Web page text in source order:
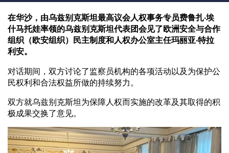
在华沙，由乌兹别克斯坦最高议会人权事务专员费鲁扎·埃
什马托娃率领的乌兹别克斯坦代表团会见了欧洲安全与合作
组织（欧安组织）民主制度和人权办公室主任玛丽亚·特拉
利安。
对话期间，双方讨论了监察员机构的各项活动以及为保护公
民权利和合法权益所做的持续努力。
双方就乌兹别克斯坦为保障人权而实施的改革及其取得的积
极成果交换了意见。